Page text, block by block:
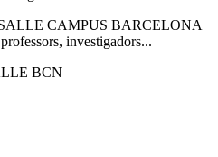
CAMPUS BARCELONA
investigadors...
BCN